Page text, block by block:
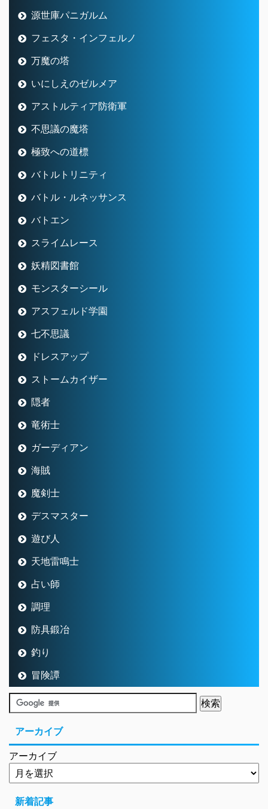
源世庫パニガルム
フェスタ・インフェルノ
万魔の塔
いにしえのゼルメア
アストルティア防衛軍
不思議の魔塔
極致への道標
バトルトリニティ
バトル・ルネッサンス
バトエン
スライムレース
妖精図書館
モンスターシール
アスフェルド学園
七不思議
ドレスアップ
ストームカイザー
隠者
竜術士
ガーディアン
海賊
魔剣士
デスマスター
遊び人
天地雷鳴士
占い師
調理
防具鍛冶
釣り
冒険譚
アーカイブ
アーカイブ
新着記事